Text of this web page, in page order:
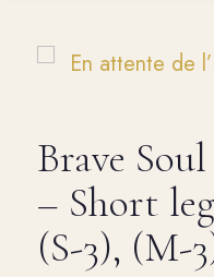
Brave
– Short
(S-3), (M-